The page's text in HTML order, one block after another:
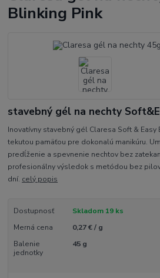
Blinking Pink
stavebný gél na nechty
Inovatívny stavebný gél Claresa Soft &
tekutou pamäťou pre dokonalú manikúru.
predĺženie a spevnenie nechtov bez
profesionálny výsledok s metódou bez
dní. celý popis
Dostupnosť
Skladom 19 ks
Merná cena
0,27 € / g
Balenie
jednotky
45 g